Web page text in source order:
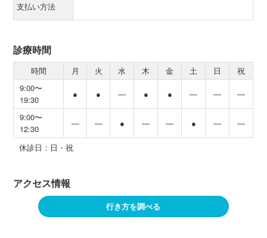
支払い方法
診療時間
時間 月 火 水 木 金 土 日
祝
9:00〜
19:30
● ● ― ● ● ― ― ―
9:00〜
12:30
― ― ● ― ― ● ― ―
休診日：日・祝
アクセス情報
行き方を調べる